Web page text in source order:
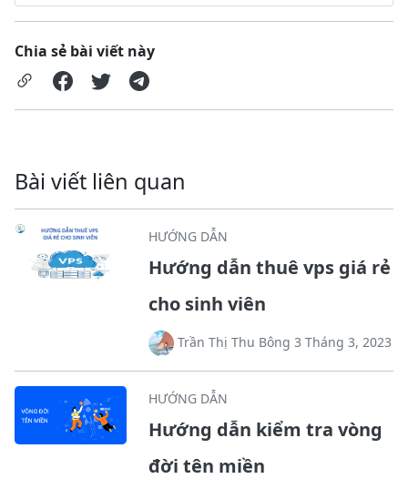
Chia sẻ bài viết này
Bài viết liên quan
HƯỚNG DẪN
Hướng dẫn thuê vps giá rẻ
cho sinh viên
Trần Thị Thu Bông 3 Tháng 3, 2023
HƯỚNG DẪN
Hướng dẫn kiểm tra vòng
đời tên miền